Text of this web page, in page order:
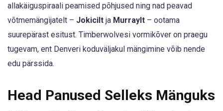
allakäiguspiraali peamised põhjused ning nad peavad
võtmemängijatelt – Jokicilt ja Murraylt – ootama
suurepärast esitust. Timberwolvesi vormikõver on praegu
tugevam, ent Denveri koduväljakul mängimine võib nende
edu pärssida.
Head Panused Selleks Mänguks